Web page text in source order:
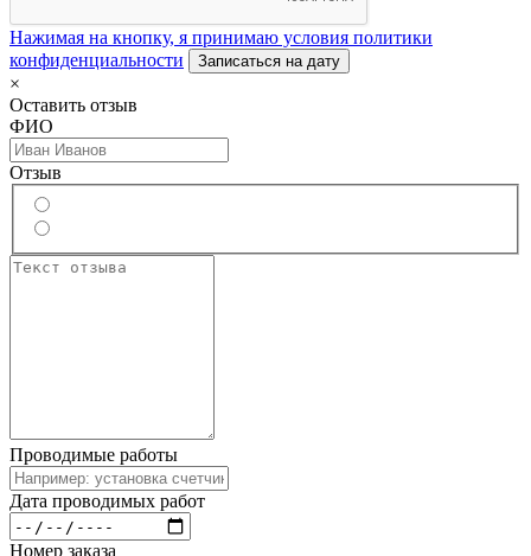
Нажимая на кнопку, я принимаю условия политики
конфиденциальности
Записаться на дату
×
Оставить отзыв
ФИО
Отзыв
Проводимые работы
Дата проводимых работ
Номер заказа